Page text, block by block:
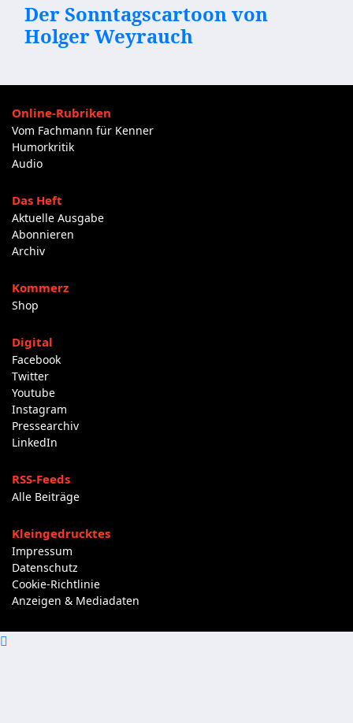
Der Sonntagscartoon von
Holger Weyrauch
Online-Rubriken
Vom Fachmann für Kenner
Humorkritik
Audio
Das Heft
Aktuelle Ausgabe
Abonnieren
Archiv
Kommerz
Shop
Digital
Facebook
Twitter
Youtube
Instagram
Pressearchiv
LinkedIn
RSS-Feeds
Alle Beiträge
Kleingedrucktes
Impressum
Datenschutz
Cookie-Richtlinie
Anzeigen & Mediadaten